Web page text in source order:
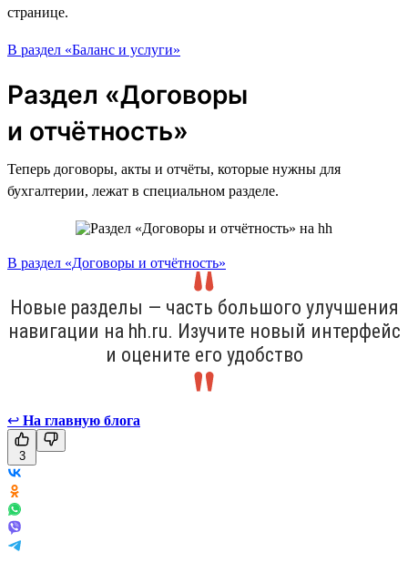
странице.
В раздел «Баланс и услуги»
Раздел «Договоры
и отчётность»
Теперь договоры, акты и отчёты, которые нужны для
бухгалтерии, лежат в специальном разделе.
В раздел «Договоры и отчётность»
Новые разделы — часть большого улучшения
навигации на hh.ru. Изучите новый интерфейс
и оцените его удобство
↩ На главную блога
3